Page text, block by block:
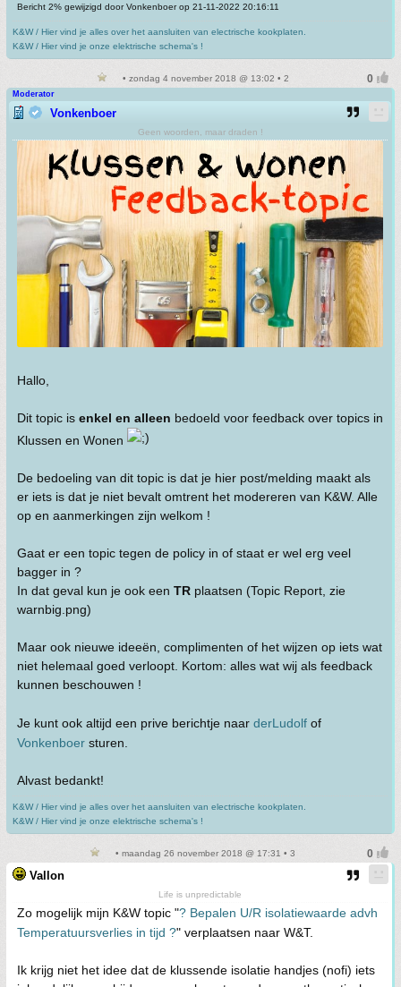
Bericht 2% gewijzigd door Vonkenboer op 21-11-2022 20:16:11
K&W / Hier vind je alles over het aansluiten van electrische kookplaten.
K&W / Hier vind je onze elektrische schema's !
• zondag 4 november 2018 @ 13:02 • 2
Moderator
Vonkenboer
Geen woorden, maar draden !
Hallo,
Dit topic is enkel en alleen bedoeld voor feedback over topics in
Klussen en Wonen
De bedoeling van dit topic is dat je hier post/melding maakt als
er iets is dat je niet bevalt omtrent het modereren van K&W. Alle
op en aanmerkingen zijn welkom !
Gaat er een topic tegen de policy in of staat er wel erg veel
bagger in ?
In dat geval kun je ook een TR plaatsen (Topic Report, zie
warnbig.png)
Maar ook nieuwe ideeën, complimenten of het wijzen op iets wat
niet helemaal goed verloopt. Kortom: alles wat wij als feedback
kunnen beschouwen !
Je kunt ook altijd een prive berichtje naar derLudolf of
Vonkenboer sturen.
Alvast bedankt!
K&W / Hier vind je alles over het aansluiten van electrische kookplaten.
K&W / Hier vind je onze elektrische schema's !
• maandag 26 november 2018 @ 17:31 • 3
Vallon
Life is unpredictable
Zo mogelijk mijn K&W topic "? Bepalen U/R isolatiewaarde advh
Temperatuursverlies in tijd ?" verplaatsen naar W&T.
Ik krijg niet het idee dat de klussende isolatie handjes (nofi) iets